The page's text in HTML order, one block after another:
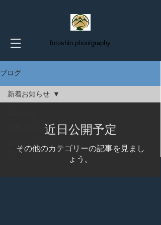
fotoshin phootgraphy
ブログ
新着お知らせ
新着お知らせ
近日公開予定
その他のカテゴリーの記事を見まし
ょう。